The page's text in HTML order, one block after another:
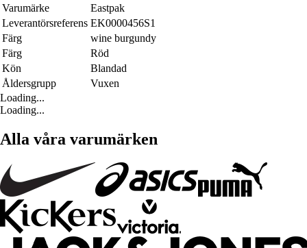
Varumärke
Eastpak
Leverantörsreferens EK0000456S1
Färg
wine burgundy
Färg
Röd
Kön
Blandad
Åldersgrupp
Vuxen
Loading...
Loading...
Alla våra varumärken